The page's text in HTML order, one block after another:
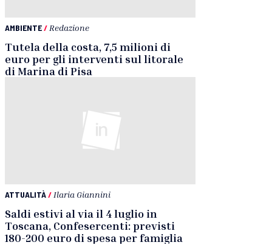
AMBIENTE/ Redazione
Tutela della costa, 7,5 milioni di
euro per gli interventi sul litorale
di Marina di Pisa
ATTUALITÀ/ Ilaria Giannini
Saldi estivi al via il 4 luglio in
Toscana, Confesercenti: previsti
180-200 euro di spesa per famiglia